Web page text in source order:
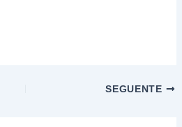
SEGUENTE